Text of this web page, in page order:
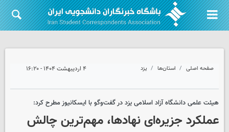
صفحه اصلی استان‌ها یزد ۴ اردیبهشت ۱۴۰۴ - ۱۶:۲۰
هیئت علمی دانشگاه آزاد اسلامی یزد در گفت‌وگو با ایسکانیوز مطرح کرد:
عملکرد جزیره‌ای نهادها، مهم‌ترین چالش